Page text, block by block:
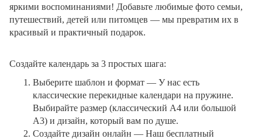
яркими воспоминаниями! Добавьте любимые фото семьи,
путешествий, детей или питомцев — мы превратим их в
красивый и практичный подарок.
Создайте календарь за 3 простых шага:
Выберите шаблон и формат — У нас есть
классические перекидные календари на пружине.
Выбирайте размер (классический A4 или большой
A3) и дизайн, который вам по душе.
Создайте дизайн онлайн — Наш бесплатный